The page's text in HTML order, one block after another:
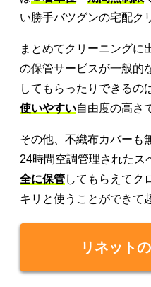
い勝手バツグンの宅配ク
まとめてクリーニングに
の保管サービスが一般的
してもらったりできるの
使いやすい自由度の高さ
その他、不織布カバーも
24時間空調管理されたス
全に保管してもらえてク
キリと使うことができて
リネット